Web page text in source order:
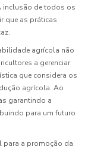
inclusão de todos os
que as práticas
agrícola não
a gerenciar
que considera os
agrícola. Ao
garantindo a
para um futuro
para a promoção da